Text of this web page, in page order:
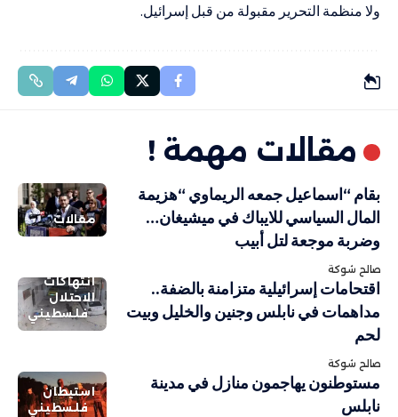
ولا منظمة التحرير مقبولة من قبل إسرائيل.
مقالات مهمة !
مقالات
بقام “اسماعيل جمعه الريماوي “هزيمة
المال السياسي للايباك في ميشيغان…
وضربة موجعة لتل أبيب
صالح شوكة
انتهاكات
الاحتلال
فلسطيني
اقتحامات إسرائيلية متزامنة بالضفة..
مداهمات في نابلس وجنين والخليل وبيت
لحم
صالح شوكة
استيطان
فلسطيني
مستوطنون يهاجمون منازل في مدينة
نابلس